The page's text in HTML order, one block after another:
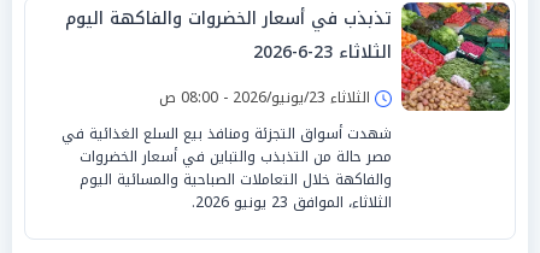
تذبذب في أسعار الخضروات والفاكهة اليوم
الثلاثاء 23-6-2026
الثلاثاء 23/يونيو/2026 - 08:00 ص
شهدت أسواق التجزئة ومنافذ بيع السلع الغذائية في
مصر حالة من التذبذب والتباين في أسعار الخضروات
والفاكهة خلال التعاملات الصباحية والمسائية اليوم
الثلاثاء، الموافق 23 يونيو 2026.